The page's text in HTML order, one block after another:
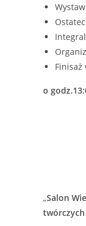
o
„Salon